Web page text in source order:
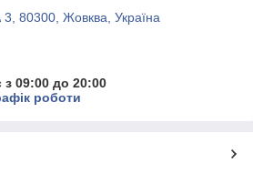
3, 80300, Жовква, Україна
09:00 до 20:00
роботи